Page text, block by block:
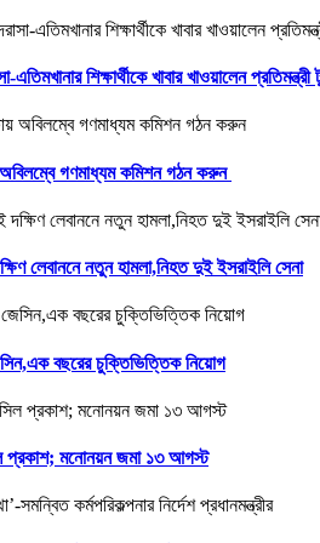
শিক্ষার্থীকে খাবার খাওয়ালেন প্রতিমন্ত্রী
অবিলম্বে গণমাধ্যম কমিশন গঠন করুন
লেবাননে নতুন হামলা,নিহত দুই ইসরাইলি সেনা
বছরের চুক্তিভিত্তিক নিয়োগ
প্রকাশ; মনোনয়ন জমা ১৩ আগস্ট